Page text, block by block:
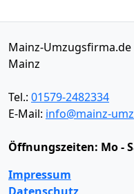
Mainz-Umzugsfirma.de
Mainz
Tel.: 01579-2482334
E-Mail: info@mainz-
Öffnungszeiten: Mo -
Impressum
Datenschutz